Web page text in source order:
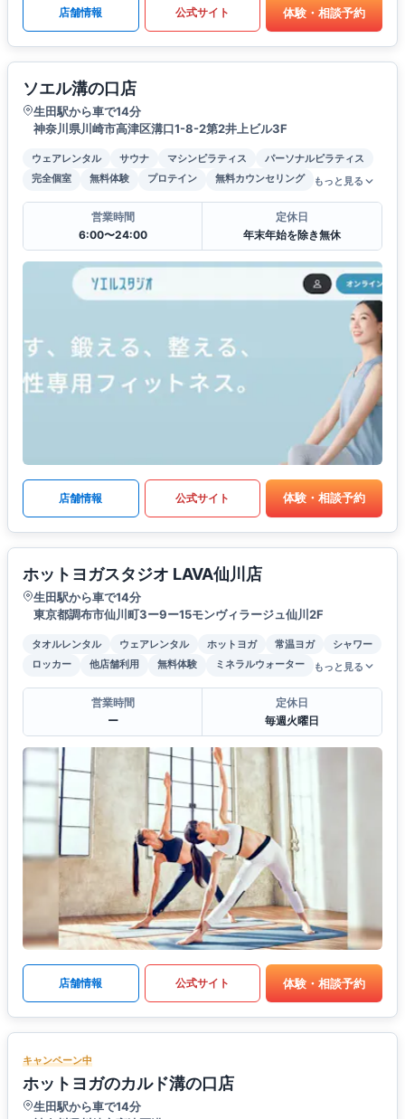
店舗情報 公式サイト 体験・相談予約
ソエル溝の口店
生田駅から車で14分
神奈川県川崎市高津区溝口1-8-2第2井上ビル3F
ウェアレンタル サウナ マシンピラティス
パーソナルピラティス
完全個室
無料体験 プロテイン 無料カウンセリング もっと見る
営業時間
6:00〜24:00
定休日
年末年始を除き無休
店舗情報 公式サイト 体験・相談予約
ホットヨガスタジオ LAVA仙川店
生田駅から車で14分
東京都調布市仙川町3ー9ー15モンヴィラージュ仙川2F
タオルレンタル ウェアレンタル ホットヨガ 常温ヨガ
シャワー
ロッカー
他店舗利用 無料体験 ミネラルウォーター もっと見る
営業時間
ー
定休日
毎週火曜日
店舗情報 公式サイト 体験・相談予約
キャンペーン中
ホットヨガのカルド溝の口店
生田駅から車で14分